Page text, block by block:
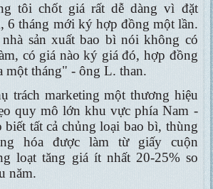
tôi chốt giá rất dễ dàng vì đặt
6 tháng mới ký hợp đồng một lần.
sản xuất bao bì nói không có
có giá nào ký giá đó, hợp đồng
một tháng" - ông L. than.
trách marketing một thương hiệu
quy mô lớn khu vực phía Nam -
biết tất cả chủng loại bao bì, thùng
hóa được làm từ giấy cuộn
loạt tăng giá ít nhất 20-25% so
năm.